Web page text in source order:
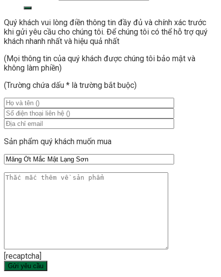
Quý khách vui lòng điền thông tin đầy đủ và chính xác trước
khi gửi yêu cầu cho chúng tôi. Để chúng tôi có thể hỗ trợ quý
khách nhanh nhất và hiệu quả nhất
(Mọi thông tin của quý khách được chúng tôi bảo mật và
không làm phiền)
(Trường chứa dấu * là trường bắt buộc)
Sản phẩm quý khách muốn mua
[recaptcha]